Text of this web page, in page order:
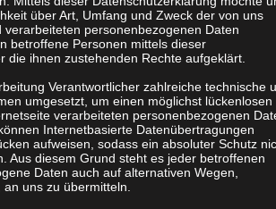
im
über Art, Umfang und Zweck der von uns
personenbezogenen Daten
betroffene Personen mittels dieser
die ihnen zustehenden Rechte aufgeklärt.
Verantwortlicher zahlreiche technische
umgesetzt, um einen möglichst lückenlosen
verarbeiteten personenbezogenen
Internetbasierte Datenübertragungen
aufweisen, sodass ein absoluter Schutz
Aus diesem Grund steht es jeder betroffenen
Daten auch auf alternativen Wegen,
uns zu übermitteln.